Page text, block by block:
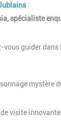
spécialiste
guider dans
mystère
de visite